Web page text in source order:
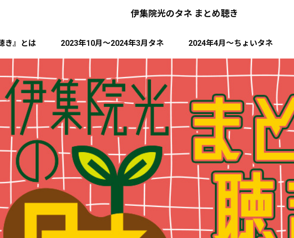
伊集院光のタネ まとめ聴き
き』とは 2023年10月～2024年3月タネ 2024年4月～ちょいタネ